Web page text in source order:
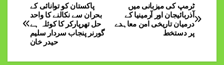
Post
navigation
ٹرمپ کی میزبانی میں
آذربائیجان اور آرمینیا کے
درمیان تاریخی امن معاہدے
پر دستخط
پاکستان کو توانائی کے
بحران سے نکالنے کا واحد
حل تھرپارکر کا کوئلہ ہے
گورنر پنجاب سردار سلیم
حیدر خان